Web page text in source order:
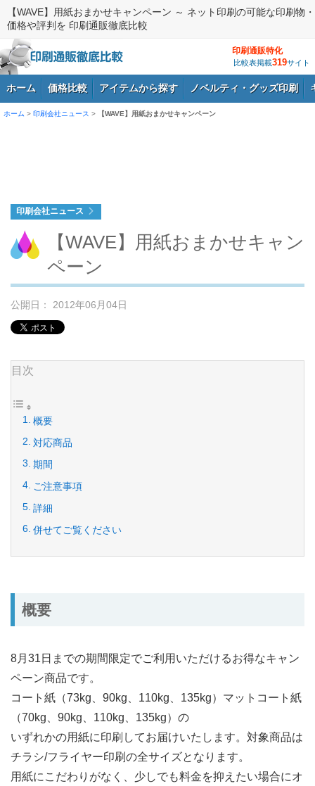
【WAVE】用紙おまかせキャンペーン ～ ネット印刷の可能な印刷物・
価格や評判を 印刷通販徹底比較
印刷通販特化
比較表掲載319サイト
ホーム 価格比較 アイテムから探す ノベルティ・グッズ印刷
ホーム > 印刷会社ニュース > 【WAVE】用紙おまかせキャンペーン
印刷会社ニュース
【WAVE】用紙おまかせキャン
ペーン
公開日： 2012年06月04日
目次
概要
対応商品
期間
ご注意事項
詳細
併せてご覧ください
概要
8月31日までの期間限定でご利用いただけるお得なキャン
ペーン商品です。
コート紙（73kg、90kg、110kg、135kg）マットコート紙
（70kg、90kg、110kg、135kg）の
いずれかの用紙に印刷してお届けいたします。対象商品は
チラシ/フライヤー印刷の全サイズとなります。
用紙にこだわりがなく、少しでも料金を抑えたい場合にオ